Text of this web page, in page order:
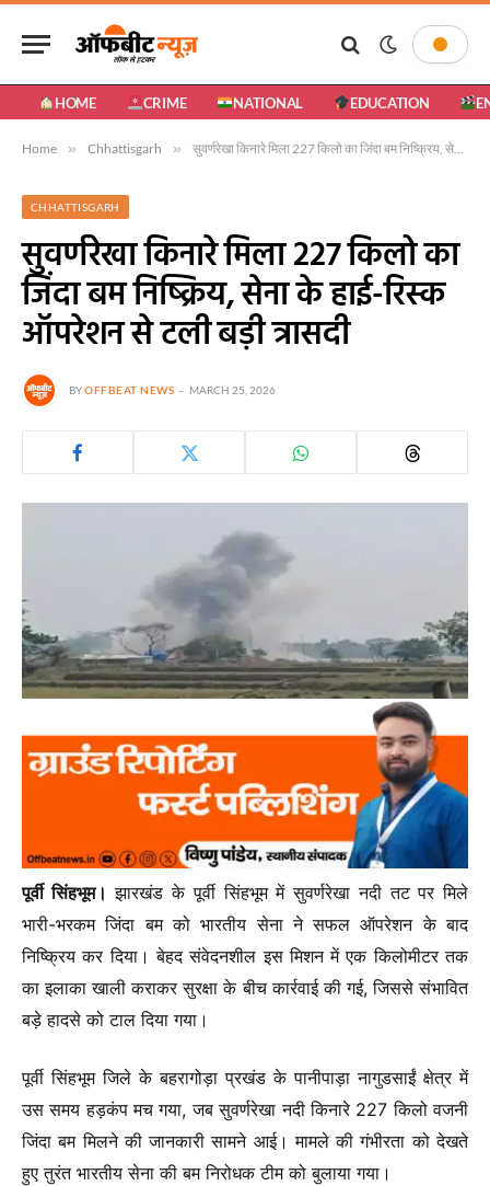
HOME CRIME NATIONAL EDUCATION
Home » Chhattisgarh » सुवर्णरेखा किनारे मिला 227 किलो का जिंदा बम निष्क्रिय, सेना के हाई-रिस्क ऑपरेशन से टली बड़ी त्रासदी
CHHATTISGARH
सुवर्णरेखा किनारे मिला 227 किलो का
जिंदा बम निष्क्रिय, सेना के हाई-रिस्क
ऑपरेशन से टली बड़ी त्रासदी
BYOFFBEAT NEWS MARCH 25, 2026
पूर्वी सिंहभूम। झारखंड के पूर्वी सिंहभूम में सुवर्णरेखा नदी तट पर मिले
भारी-भरकम जिंदा बम को भारतीय सेना ने सफल ऑपरेशन के बाद
निष्क्रिय कर दिया। बेहद संवेदनशील इस मिशन में एक किलोमीटर तक
का इलाका खाली कराकर सुरक्षा के बीच कार्रवाई की गई, जिससे संभावित
बड़े हादसे को टाल दिया गया।
पूर्वी सिंहभूम जिले के बहरागोड़ा प्रखंड के पानीपाड़ा नागुडसाईं क्षेत्र में
उस समय हड़कंप मच गया, जब सुवर्णरेखा नदी किनारे 227 किलो वजनी
जिंदा बम मिलने की जानकारी सामने आई। मामले की गंभीरता को देखते
हुए तुरंत भारतीय सेना की बम निरोधक टीम को बुलाया गया।